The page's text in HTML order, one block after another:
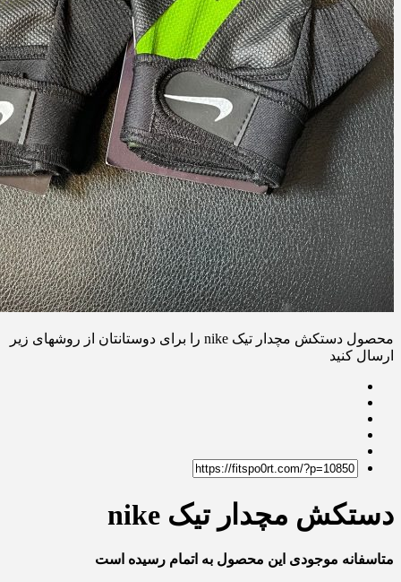
محصول دستکش مچدار تیک nike را برای دوستانتان از روشهای زیر
ارسال کنید
دستکش مچدار تیک nike
متاسفانه موجودی این محصول به اتمام رسیده است